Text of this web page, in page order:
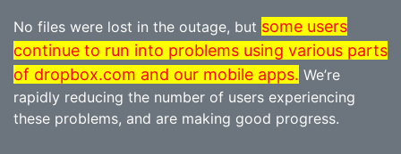
No files were lost in the outage, but some users
continue to run into problems using various parts
of dropbox.com and our mobile apps. We’re
rapidly reducing the number of users experiencing
these problems, and are making good progress.